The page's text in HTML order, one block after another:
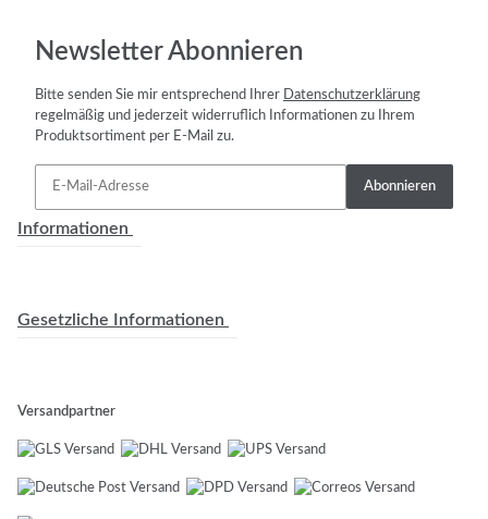
Newsletter Abonnieren
Bitte senden Sie mir entsprechend Ihrer Datenschutzerklärung
regelmäßig und jederzeit widerruflich Informationen zu Ihrem
Produktsortiment per E-Mail zu.
Abonnieren
Informationen
Gesetzliche Informationen
Versandpartner